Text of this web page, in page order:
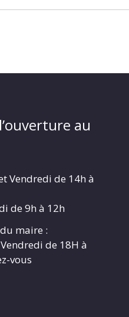
au
Vendredi de 14h à
de 9h à 12h
maire :
de 18H à
vous